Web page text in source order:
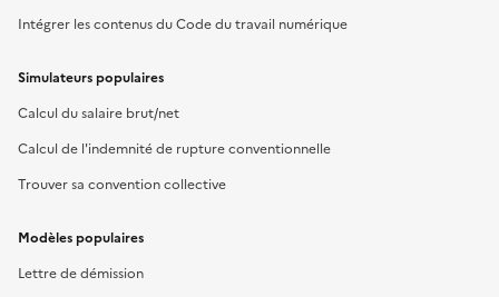
Intégrer les contenus du Code du travail numérique
Simulateurs populaires
Calcul du salaire brut/net
Calcul de l'indemnité de rupture conventionnelle
Trouver sa convention collective
Modèles populaires
Lettre de démission